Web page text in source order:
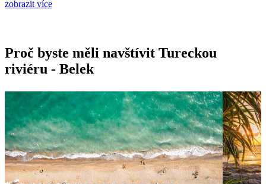
zobrazit více
Proč byste měli navštívit Tureckou
riviéru - Belek